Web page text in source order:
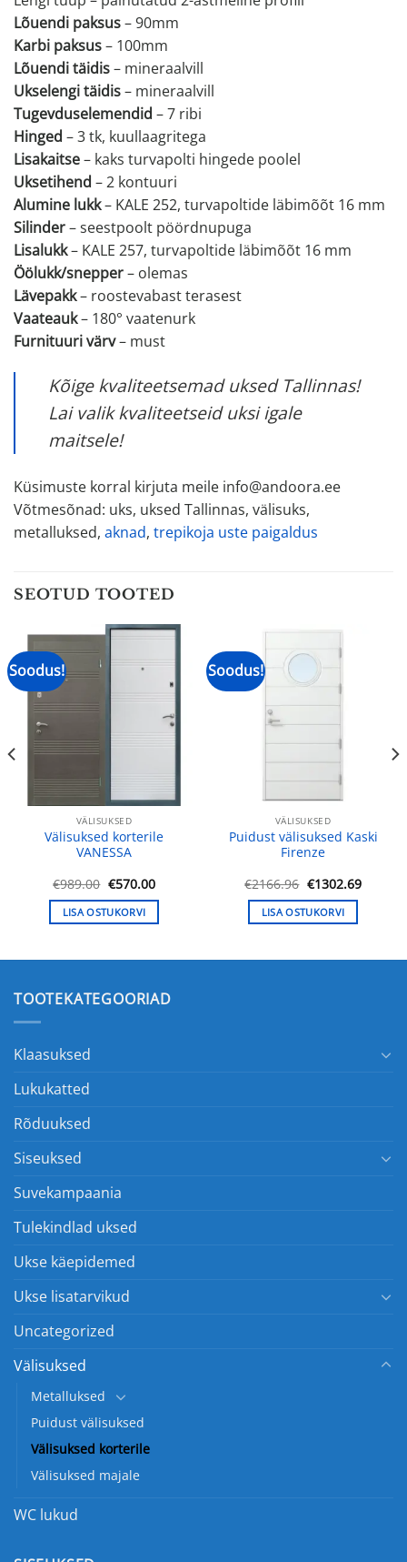
Lõuendi paksus– 90mm
Karbi paksus– 100mm
Lõuendi täidis– mineraalvill
Ukselengi täidis– mineraalvill
Tugevduselemendid – 7 ribi
Hinged – 3 tk, kuullaagritega
Lisakaitse– kaks turvapolti hingede poolel
Uksetihend – 2 kontuuri
Alumine lukk– KALE 252, turvapoltide läbimõõt 16 mm
Silinder– seestpoolt pöördnupuga
Lisalukk– KALE 257, turvapoltide läbimõõt 16 mm
Öölukk/snepper– olemas
Lävepakk– roostevabast terasest
Vaateauk– 180° vaatenurk
Furnituuri värv– must
Kõige kvaliteetsemad uksed Tallinnas!
Lai valik kvaliteetseid uksi igale
maitsele!
Küsimuste korral kirjuta meile info@andoora.ee
Võtmesõnad: uks, uksed Tallinnas, välisuks,
metalluksed, aknad, trepikoja uste paigaldus
SEOTUD TOOTED
Soodus!
VÄLISUKSED
Välisuksed korterile
VANESSA
€989.00 Algne
oli:
€989.00.
€570.00Praegune
on:
€570.00.
LISA OSTUKORVI
Soodus!
VÄLISUKSED
Puidust välisuksed Kaski
Firenze
€2166.96 Algne
oli:
€2166.96.
€1302.69
LISA OSTUKORVI
TOOTEKATEGOORIAD
Klaasuksed
Lukukatted
Rõduuksed
Siseuksed
Suvekampaania
Tulekindlad uksed
Ukse käepidemed
Ukse lisatarvikud
Uncategorized
Välisuksed
Metalluksed
Puidust välisuksed
Välisuksed korterile
Välisuksed majale
WC lukud